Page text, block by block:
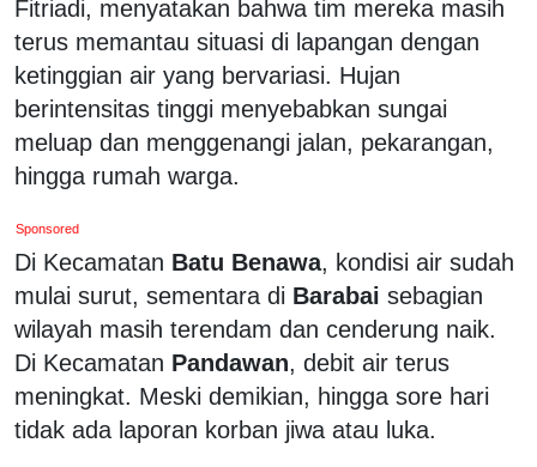
Fitriadi, menyatakan bahwa tim mereka masih
terus memantau situasi di lapangan dengan
ketinggian air yang bervariasi. Hujan
berintensitas tinggi menyebabkan sungai
meluap dan menggenangi jalan, pekarangan,
hingga rumah warga.
Sponsored
Di Kecamatan Batu Benawa, kondisi air sudah
mulai surut, sementara di Barabai sebagian
wilayah masih terendam dan cenderung naik.
Di Kecamatan Pandawan, debit air terus
meningkat. Meski demikian, hingga sore hari
tidak ada laporan korban jiwa atau luka.